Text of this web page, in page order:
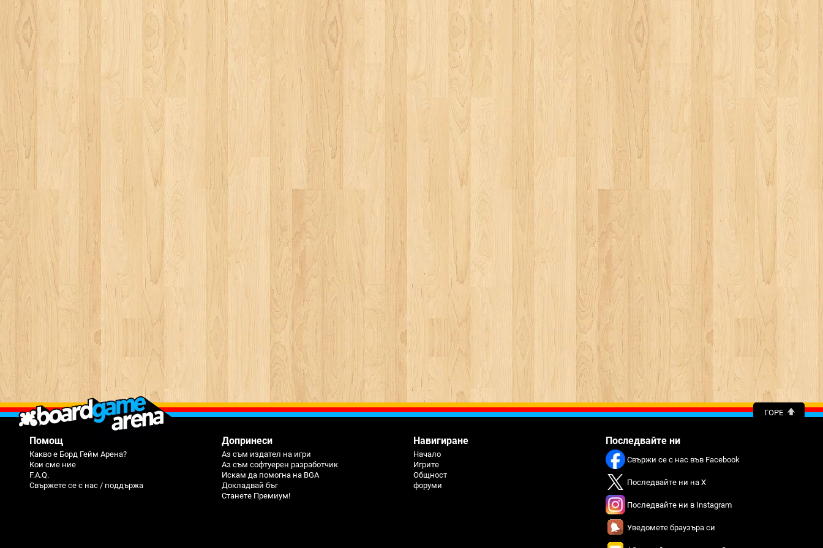
ГОРЕ
Помощ
Какво е Борд Гейм Арена?
Кои сме ние
F.A.Q.
Свържете се с нас / поддържа
Допринеси
Аз съм издател на игри
Аз съм софтуерен разработчик
Искам да помогна на BGA
Докладвай бъг
Станете Премиум!
Навигиране
Начало
Игрите
Общност
форуми
Последвайте ни
Свържи се с нас във Facebook
Последвайте ни на X
Последвайте ни в Instagram
Уведомете браузъра си